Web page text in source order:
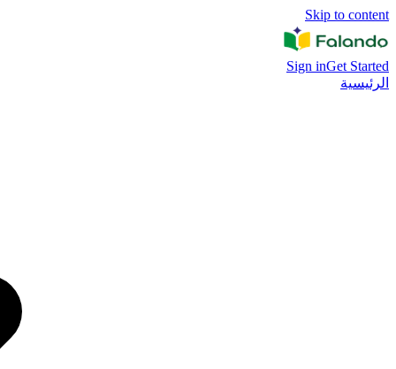
Skip to content
Sign inGet Started
الرئيسية